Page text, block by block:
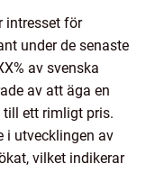
intresset för
under de senaste
av svenska
av att äga en
ett rimligt pris.
i utvecklingen av
vilket indikerar